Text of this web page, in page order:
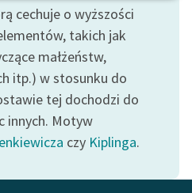
cechuje o wyższości
takich jak
małżeństw,
itp.) w stosunku do
tej dochodzi do
innych. Motyw
czy Kiplinga.